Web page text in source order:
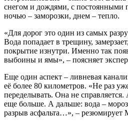
снегом и дождями, с постоянными
ночью – заморозки, днем – тепло.
«Для дорог это один из самых
Вода попадает в трещину,
покрытие изнутри. Именно так
выбоины и ямы», – поясняет
Еще один аспект – ливневая
её более 80 километров. «Не раз
переделывать. Она не
еще больше. А дальше: вода –
разрыв асфальта…», –